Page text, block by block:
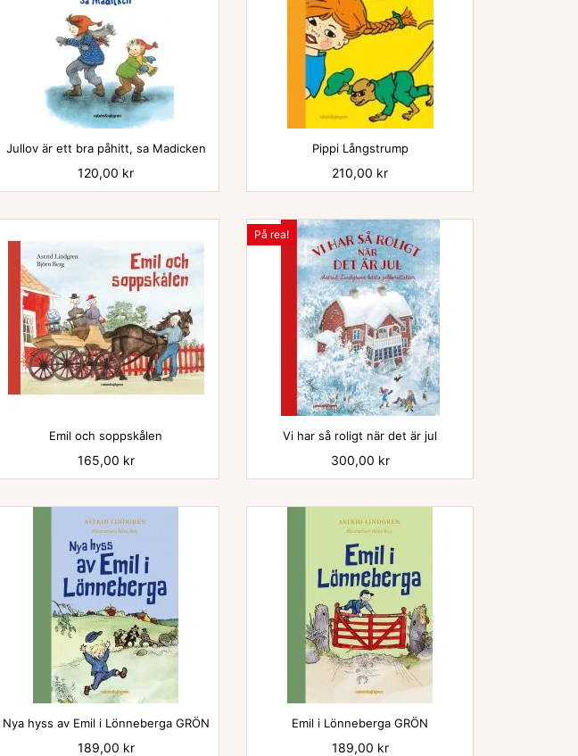

Jullov är ett bra påhitt, sa Madicken
Pris
120,00 kr

Pippi Långstrump
Pris
210,00 kr
Emil och soppskålen
Pris
165,00 kr
På rea!

Vi har så roligt när det är jul
Pris
300,00 kr

Nya hyss av Emil i Lönneberga GRÖN
Pris
189,00 kr

Emil i Lönneberga GRÖN
Pris
189,00 kr